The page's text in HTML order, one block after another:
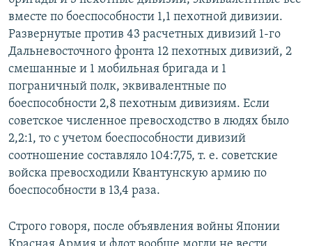
вместе по боеспособности 1,1 пехотной дивизии.
Развернутые против 43 расчетных дивизий 1-го
Дальневосточного фронта 12 пехотных дивизий, 2
смешанные и 1 мобильная бригада и 1
пограничный полк, эквивалентные по
боеспособности 2,8 пехотным дивизиям. Если
советское численное превосходство в людях было
2,2:1, то с учетом боеспособности дивизий
соотношение составляло 104:7,75, т. е. советские
войска превосходили Квантунскую армию по
боеспособности в 13,4 раза.
Строго говоря, после объявления войны Японии